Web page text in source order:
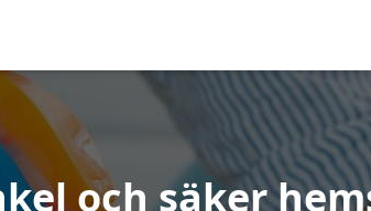
och säker